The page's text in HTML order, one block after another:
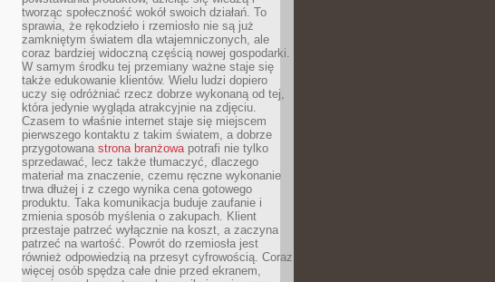
tworząc społeczność wokół swoich działań. To
sprawia, że rękodzieło i rzemiosło nie są już
zamkniętym światem dla wtajemniczonych, ale
coraz bardziej widoczną częścią nowej gospodarki.
W samym środku tej przemiany ważne staje się
także edukowanie klientów. Wielu ludzi dopiero
uczy się odróżniać rzecz dobrze wykonaną od tej,
która jedynie wygląda atrakcyjnie na zdjęciu.
Czasem to właśnie internet staje się miejscem
pierwszego kontaktu z takim światem, a dobrze
przygotowana strona branżowapotrafi nie tylko
sprzedawać, lecz także tłumaczyć, dlaczego
materiał ma znaczenie, czemu ręczne wykonanie
trwa dłużej i z czego wynika cena gotowego
produktu. Taka komunikacja buduje zaufanie i
zmienia sposób myślenia o zakupach. Klient
przestaje patrzeć wyłącznie na koszt, a zaczyna
patrzeć na wartość. Powrót do rzemiosła jest
również odpowiedzią na przesyt cyfrowością. Coraz
więcej osób spędza całe dnie przed ekranem,